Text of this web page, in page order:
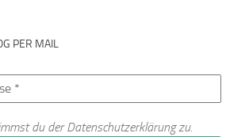
PER MAIL
du derDatenschutzerklärungzu.